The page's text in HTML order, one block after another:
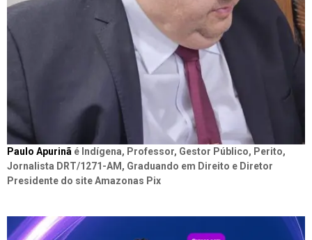
Paulo Apurinã é Indígena, Professor, Gestor Público, Perito,
Jornalista DRT/1271-AM, Graduando em Direito e Diretor
Presidente do site Amazonas Pix